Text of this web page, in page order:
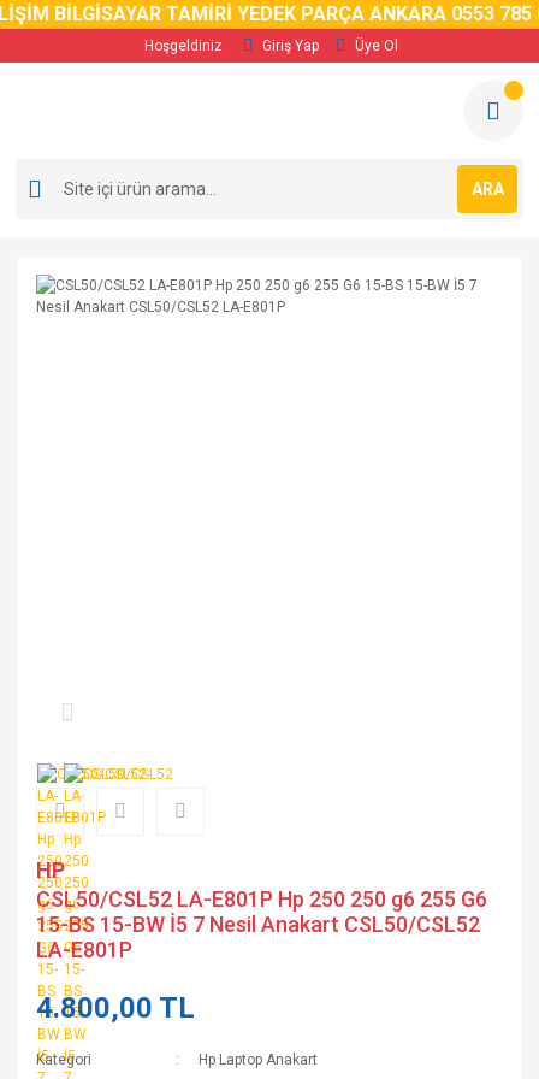
BİLGİSAYAR TAMİRİ YEDEK PARÇA ANKARA 0553 785
Hoşgeldiniz Giriş Yap Üye Ol
ARA
HP
CSL50/CSL52 LA-E801P Hp 250 250 g6 255 G6
15-BS 15-BW İ5 7 Nesil Anakart CSL50/CSL52
LA-E801P
4.800,00 TL
Kategori
Hp Laptop Anakart